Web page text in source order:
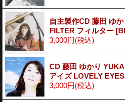
自主製作CD 藤田 ゆ
FILTER フィルター [
3,000円(税込)
CD 藤田 ゆかり
アイズ LOVELY EYES
3,000円(税込)